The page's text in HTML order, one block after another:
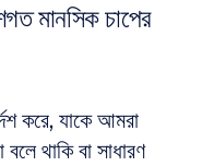
মানসিক চাপের
করে, যাকে আমরা
থাকি বা সাধারণ